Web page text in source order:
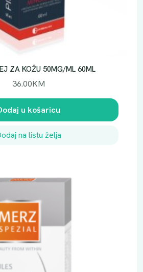
ZA KOŽU 50MG/ML 60ML
36.00KM
u košaricu
na listu želja